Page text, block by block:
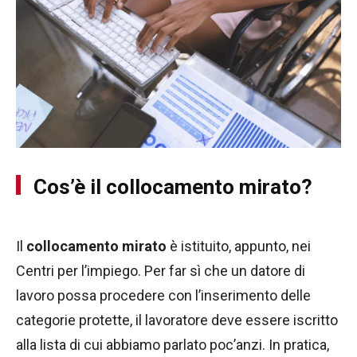
Cos’è il collocamento mirato?
Il collocamento mirato è istituito, appunto, nei
Centri per l’impiego. Per far sì che un datore di
lavoro possa procedere con l’inserimento delle
categorie protette, il lavoratore deve essere iscritto
alla lista di cui abbiamo parlato poc’anzi. In pratica,